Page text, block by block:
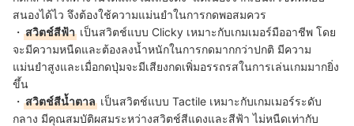
สนองได้ไว จึงต้องใช้ความแม่นยำในการกดพอสมควร
・ สวิตช์สีฟ้า เป็นสวิตช์แบบ Clicky เหมาะกับเกมเมอร์มืออาชีพ โดย
จะมีความหนืดและต้องลงน้ำหนักในการกดมากกว่าปกติ มีความ
แม่นยำสูงและเมื่อกดปุ่มจะมีเสียงกดเพิ่มอรรถรสในการเล่นเกมมากยิ่ง
ขึ้น
・ สวิตช์สีน้ำตาล เป็นสวิตช์แบบ Tactile เหมาะกับเกมเมอร์ระดับ
กลาง มีคุณสมบัติผสมระหว่างสวิตช์สีแดงและสีฟ้า ไม่หนืดเท่ากับ